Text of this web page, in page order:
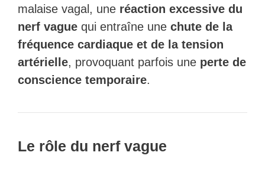
malaise vagal, une réaction excessive du
nerf vague qui entraîne une chute de la
fréquence cardiaque et de la tension
artérielle, provoquant parfois une perte de
conscience temporaire.
Le rôle du nerf vague